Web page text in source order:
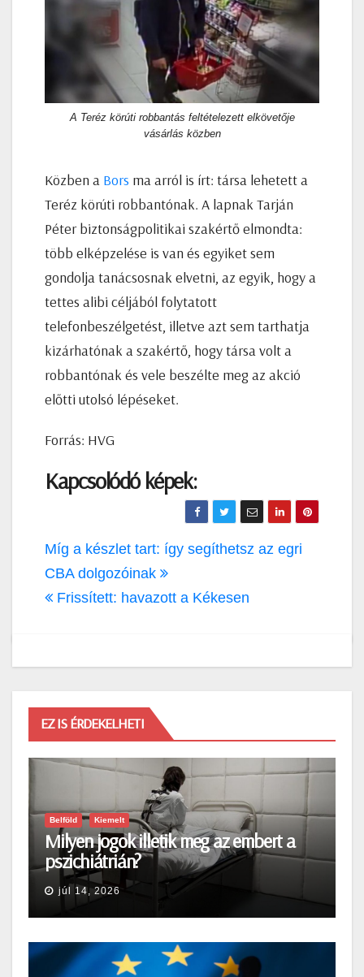
A Teréz körúti robbantás feltételezett elkövetője
vásárlás közben
Közben a Bors ma arról is írt: társa lehetett a
Teréz körúti robbantónak. A lapnak Tarján
Péter biztonságpolitikai szakértő elmondta:
több elképzelése is van és egyiket sem
gondolja tanácsosnak elvetni, az egyik, hogy a
tettes alibi céljából folytatott
telefonbeszélgetést, illetve azt sem tarthatja
kizárhatónak a szakértő, hogy társa volt a
robbantónak és vele beszélte meg az akció
előtti utolsó lépéseket.
Forrás: HVG
Kapcsolódó képek:
Bejegyzés
navigáció
Míg a készlet tart: így segíthetsz az egri
CBA dolgozóinak
Frissített: havazott a Kékesen
EZ IS ÉRDEKELHETI
Belföld Kiemelt
Milyen jogok illetik meg az embert a
pszichiátrián?
júl 14, 2026